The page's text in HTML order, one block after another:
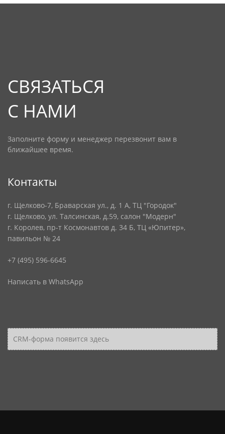
СВЯЗАТЬСЯ
С НАМИ
Заполните форму и менеджер перезвонит вам в
ближайшее время.
Контакты
г. Щелково-7, Браварская ул., д. 1 А, ТЦ "Городок"
г. Щелково, ул. Талсинская, д.59, салон "Модерн"
г. Королев, пр-т Космонавтов д. 34 Б, ТЦ «Юпитер»,
павильон № 24
+7 (495) 596-6645
Написать в WhatsApp
CRM-форма появится здесь